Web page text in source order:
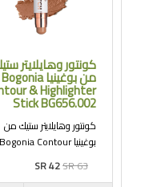
كونتور وهايلايتر
من بوغينيا Bogonia
& Highlighter
Stick BG656.002
كونتور وهايلايتر ستيك من
بوغينيا Bogonia Contour &..
SR 42SR 63